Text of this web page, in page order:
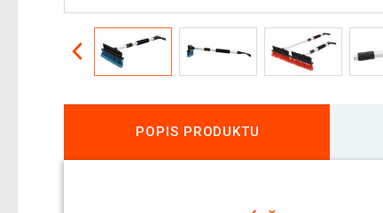
POPIS PRODUKTU